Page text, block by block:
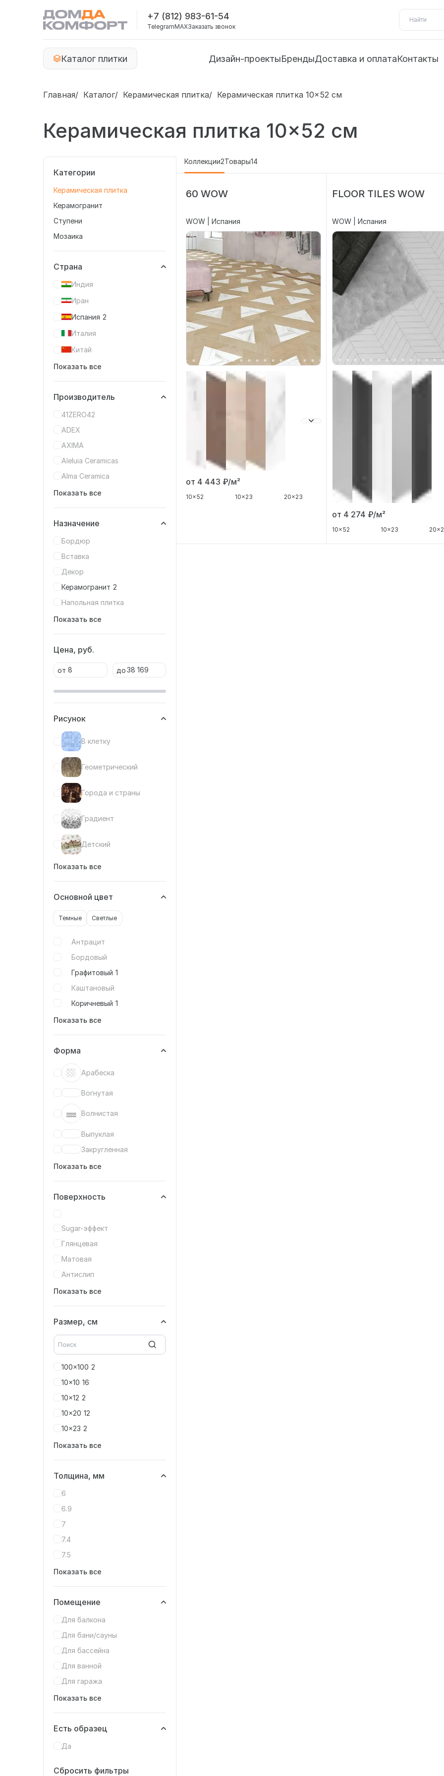
+7 (812) 983-61-54
TelegramMAXЗаказать звонок
Каталог плитки Дизайн-проектыБрендыДоставка и оплатаКонтакты
Главная Каталог Керамическая плитка Керамическая плитка 10×52 см
Керамическая плитка 10×52 см
Категории
Керамическая плитка
Керамогранит
Ступени
Мозаика
Страна
Индия
Иран
Испания 2
Италия
Китай
Показать все
Производитель
41ZERO42
ADEX
AXIMA
Aleluia Ceramicas
Alma Ceramica
Показать все
Назначение
Бордюр
Вставка
Декор
Керамогранит 2
Напольная плитка
Показать все
Цена, руб.
от до
Рисунок
В клетку
Геометрический
Города и страны
Градиент
Детский
Показать все
Основной цвет
Темные Светлые
Антрацит
Бордовый
Графитовый 1
Каштановый
Коричневый 1
Показать все
Форма
Арабеска
Вогнутая
Волнистая
Выпуклая
Закругленная
Показать все
Поверхность
Sugar-эффект
Глянцевая
Матовая
Антислип
Показать все
Размер, см
100x100 2
10x10 16
10x12 2
10x20 12
10x23 2
Показать все
Толщина, мм
6
6.9
7
7.4
7.5
Показать все
Помещение
Для балкона
Для бани/сауны
Для бассейна
Для ванной
Для гаража
Показать все
Есть образец
Да
Сбросить фильтры
Коллекции2Товары14
60 WOW
WOW | Испания
от 4 443 ₽/м²
10x52 10x23 20x23
FLOOR TILES WOW
WOW | Испания
от 4 274 ₽/м²
10x52 10x23